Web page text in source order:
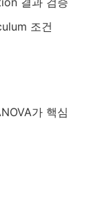
조건
가 핵심